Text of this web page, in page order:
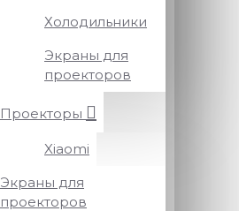
Холодильники
Экраны для
проекторов
Проекторы
Xiaomi
Экраны для
проекторов